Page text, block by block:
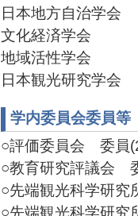
日本地方自治学会
文化経済学会
地域活性学会
日本観光研究学会
学内委員会委員等
○評価委員会 委員
○教育研究評議会
○先端観光科学研
○先端観光科学研